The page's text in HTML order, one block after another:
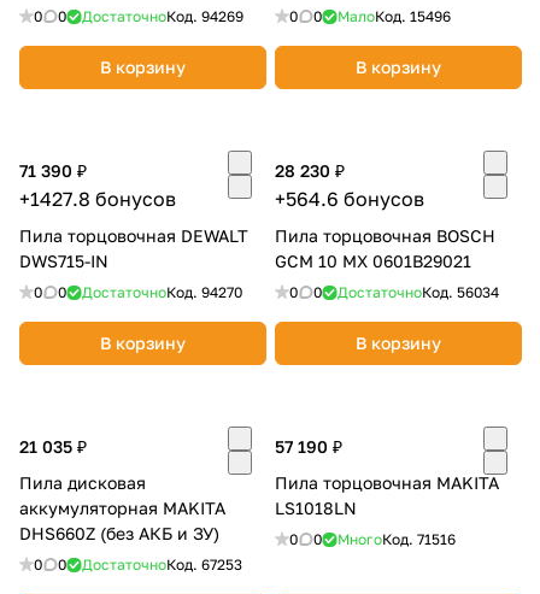
0 0 ДостаточноКод. 94269
В корзину
0 0 МалоКод. 15496
В корзину
71 390 ₽
+1427.8 бонусов
Пила торцовочная DEWALT
DWS715-IN
0 0 ДостаточноКод. 94270
В корзину
28 230 ₽
+564.6 бонусов
Пила торцовочная BOSCH
GCM 10 MX 0601B29021
0 0 ДостаточноКод. 56034
В корзину
21 035 ₽
Пила дисковая
аккумуляторная MAKITA
DHS660Z (без АКБ и ЗУ)
0 0 ДостаточноКод. 67253
57 190 ₽
Пила торцовочная MAKITA
LS1018LN
0 0 МногоКод. 71516